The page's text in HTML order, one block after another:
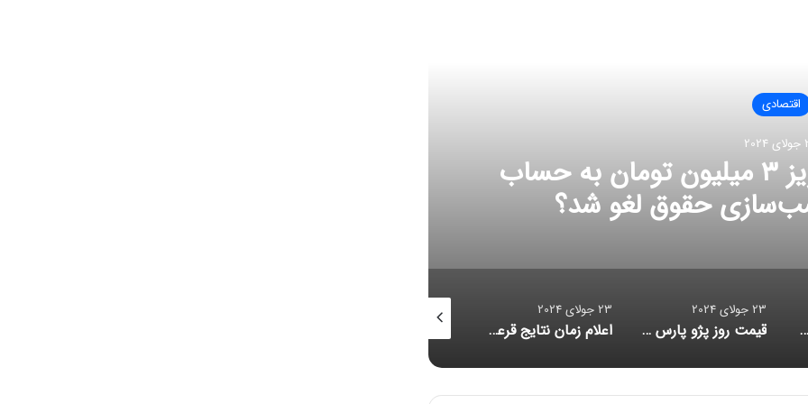
اقتصادی
قیمت روز پژو پارس / این مدل پژو پارس ۶۴۰ میلیون تومان شد!
23 جولای 2024
اعلام زمان نتایج قرعه‌کشی خودروهای وارداتی
23 جولای 2024
شمار خانه خالی‌های تهران اعلام شد/ این تعداد مالیات دادند